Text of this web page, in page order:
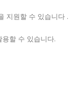
지원할 수 있습니다 .
할 수 있습니다.